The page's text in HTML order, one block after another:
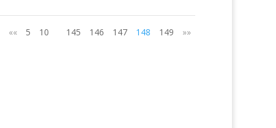
«« 5 10 145 146 147 148 149 »»